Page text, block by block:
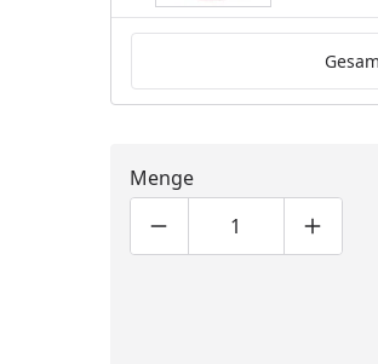
Menge
Produktmenge um eins